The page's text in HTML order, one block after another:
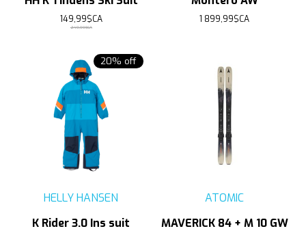
149,99$CA
249,99$CA
1 899,99$CA
20% off
HELLY HANSEN
K Rider 3.0 Ins suit
ATOMIC
MAVERICK 84 + M 10 GW